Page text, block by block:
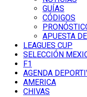
GUÍAS
CÓDIGOS
APUESTA
LEAGUES CUP
SELECCIÓN
F1
AGENDA
AMERICA
CHIVAS